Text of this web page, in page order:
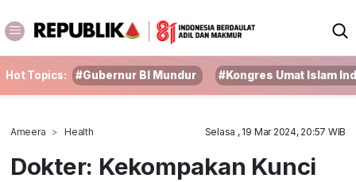
Hot Topics: #Gubernur BI Mundur #Kongres Umat Islam
Ameera Health Selasa , 19 Mar 2024, 20:57 WIB
Dokter: Kekompakan Kunci